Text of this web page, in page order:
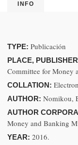
INFO
TYPE: Publicación
PLACE,
Committee for Money
COLLATION:
AUTHOR: Nomikou,
AUTHOR
Money and Banking
YEAR: 2016.